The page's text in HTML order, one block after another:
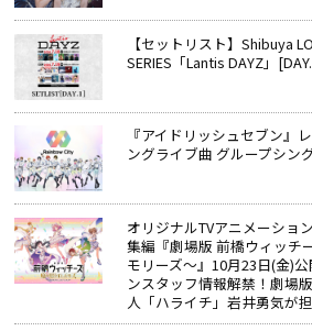
【セットリスト】Shibuya
SERIES「Lantis DAYZ」
『アイドリッシュセブン』
ングライブ曲 グループシン
オリジナルTVアニメーショ
集編『劇場版 前橋ウィッチ
モリーズ～』10月23日(金)
ンスタッフ情報解禁！劇場
人「ハライチ」岩井勇気が